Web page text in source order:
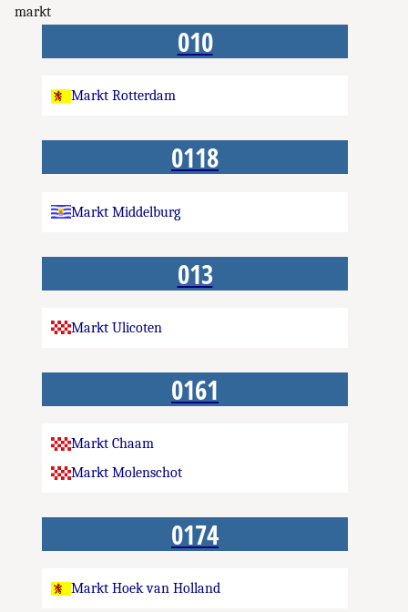
markt
010
Markt Rotterdam
0118
Markt Middelburg
013
Markt Ulicoten
0161
Markt Chaam
Markt Molenschot
0174
Markt Hoek van Holland